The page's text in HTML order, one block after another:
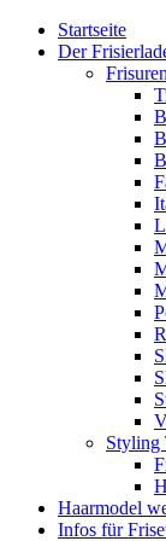
Startseite
Der
Frisuren
Styling
Haarmodel
Infos für